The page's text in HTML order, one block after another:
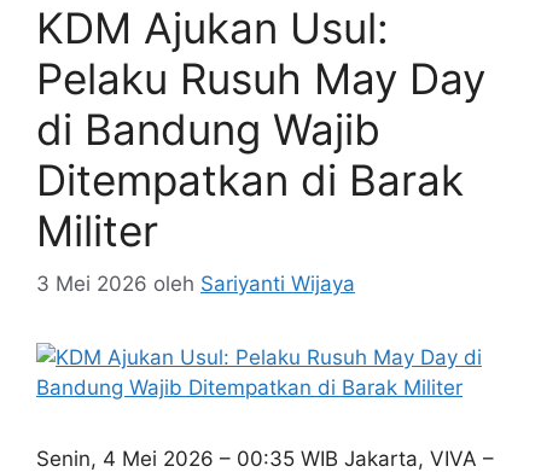
KDM Ajukan Usul:
Pelaku Rusuh May Day
di Bandung Wajib
Ditempatkan di Barak
Militer
3 Mei 2026 oleh Sariyanti Wijaya
Senin, 4 Mei 2026 – 00:35 WIB Jakarta, VIVA –